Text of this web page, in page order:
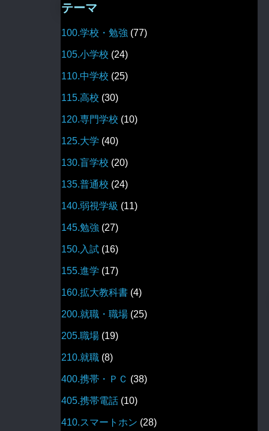
テーマ
100.学校・勉強 (77)
105.小学校 (24)
110.中学校 (25)
115.高校 (30)
120.専門学校 (10)
125.大学 (40)
130.盲学校 (20)
135.普通校 (24)
140.弱視学級 (11)
145.勉強 (27)
150.入試 (16)
155.進学 (17)
160.拡大教科書 (4)
200.就職・職場 (25)
205.職場 (19)
210.就職 (8)
400.携帯・ＰＣ (38)
405.携帯電話 (10)
410.スマートホン (28)